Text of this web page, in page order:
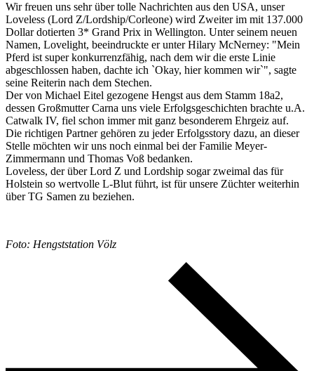
Wir freuen uns sehr über tolle Nachrichten aus den USA, unser
Loveless (Lord Z/Lordship/Corleone) wird Zweiter im mit 137.000
Dollar dotierten 3* Grand Prix in Wellington. Unter seinem neuen
Namen, Lovelight, beeindruckte er unter Hilary McNerney: "Mein
Pferd ist super konkurrenzfähig, nach dem wir die erste Linie
abgeschlossen haben, dachte ich `Okay, hier kommen wir`", sagte
seine Reiterin nach dem Stechen.
Der von Michael Eitel gezogene Hengst aus dem Stamm 18a2,
dessen Großmutter Carna uns viele Erfolgsgeschichten brachte u.A.
Catwalk IV, fiel schon immer mit ganz besonderem Ehrgeiz auf.
Die richtigen Partner gehören zu jeder Erfolgsstory dazu, an dieser
Stelle möchten wir uns noch einmal bei der Familie Meyer-
Zimmermann und Thomas Voß bedanken.
Loveless, der über Lord Z und Lordship sogar zweimal das für
Holstein so wertvolle L-Blut führt, ist für unsere Züchter weiterhin
über TG Samen zu beziehen.
Foto: Hengststation Völz